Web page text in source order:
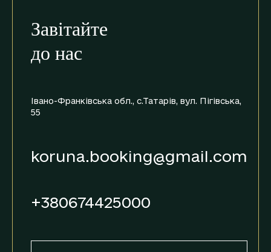
Завітайте
до нас
Івано-Франківська обл., с.Татарів, вул. Пігівська,
55
koruna.booking@gmail.com
+380674425000